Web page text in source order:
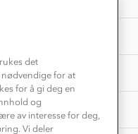
det
for at
for å gi deg en
og
av interesse for deg,
Vi deler